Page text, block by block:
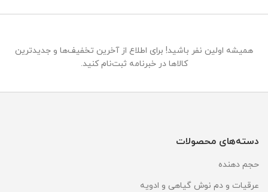
همیشه اولین نفر باشید! برای اطلاع از آخرین تخفیف‌ها و جدیدترین
کالاها در خبرنامه ثبت‌نام کنید.
دسته‌های محصولات
حجم دهنده
عرقیات و دم نوش گیاهی و ادویه